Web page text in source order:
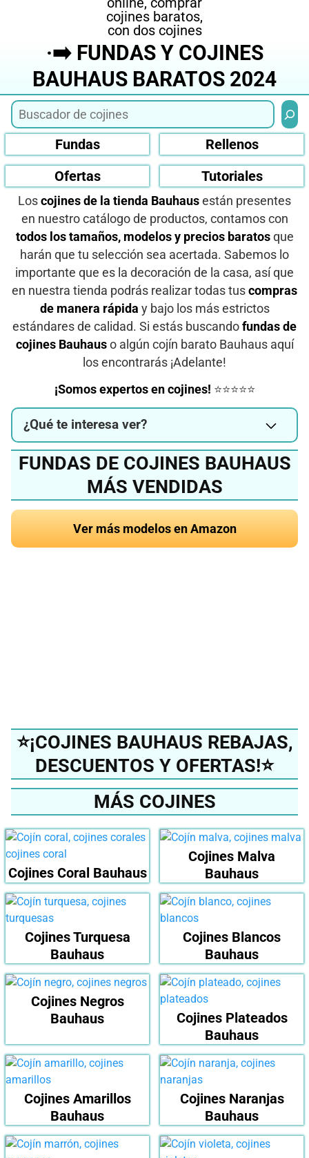
·➡️ FUNDAS Y COJINES
BAUHAUS BARATOS 2024
Fundas
Rellenos
Ofertas
Tutoriales
Los cojines de la tienda Bauhaus están presentes
en nuestro catálogo de productos, contamos con
todos los tamaños, modelos y precios baratosque
harán que tu selección sea acertada. Sabemos lo
importante que es la decoración de la casa, así que
en nuestra tienda podrás realizar todas tus compras
de manera rápida y bajo los más estrictos
estándares de calidad. Si estás buscando fundas de
cojines Bauhauso algún cojín barato Bauhaus aquí
los encontrarás ¡Adelante!
¡Somos expertos en cojines! ⭐⭐⭐⭐⭐
¿Qué te interesa ver?
FUNDAS DE COJINES BAUHAUS
MÁS VENDIDAS
Ver más modelos en Amazon
⭐¡COJINES BAUHAUS REBAJAS,
DESCUENTOS Y OFERTAS!⭐
MÁS COJINES
Cojines Coral Bauhaus
Cojines Malva
Bauhaus
Cojines Turquesa
Bauhaus
Cojines Blancos
Bauhaus
Cojines Negros
Bauhaus
Cojines Plateados
Bauhaus
Cojines Amarillos
Bauhaus
Cojines Naranjas
Bauhaus